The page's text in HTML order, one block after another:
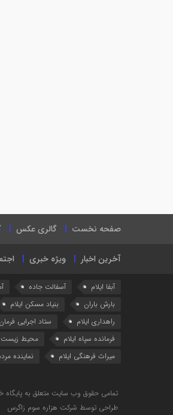
صفحه نخست گالری عکس
آخرین اخبار ویژه خبری
آبفا ایلام آسفالت جاده
بارش باران
بنیاد مسکن ایلام
راهداری ایلام
ستاد اجرایی
فرمانده سپاه ایلام
محیط زیست
میراث فرهنگی ایلام
نماینده
تمامی حقوق وب سایت متعلق به پایگاه
طراحی توسط شرکت هزاره سوم زاگرس